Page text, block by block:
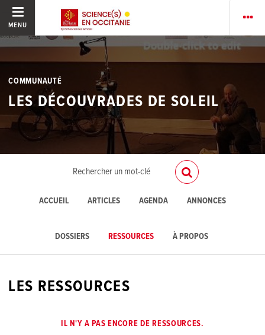
MENU
COMMUNAUTÉ
LES DÉCOUVRADES DE SOLEIL
ACCUEIL ARTICLES AGENDA ANNONCES
DOSSIERS RESSOURCES À PROPOS
LES RESSOURCES
IL N'Y A PAS ENCORE DE RESSOURCES.